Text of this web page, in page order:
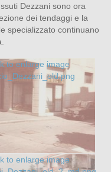
Dezzani sono ora
dei tendaggi e la
specializzato continuano